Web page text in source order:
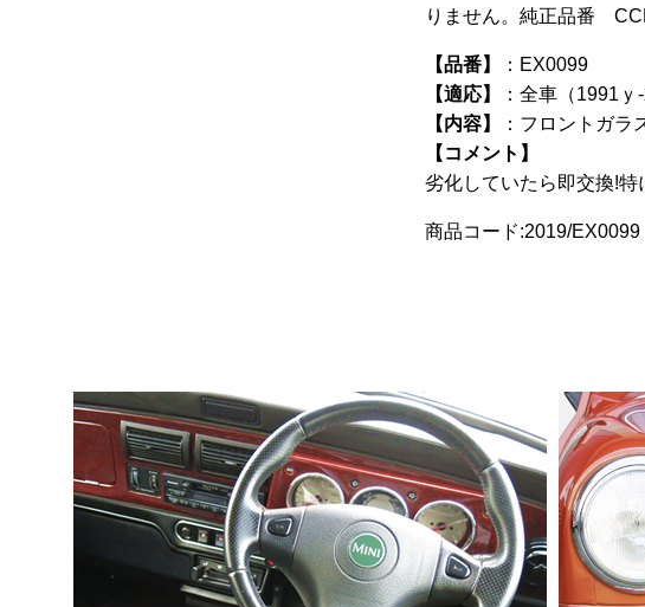
りません。純正品番
【品番】
：EX0099
【適応】
：全車（1991ｙ
【内容】
：フロントガラ
【コメント】
劣化していたら即交換!特
商品コード:2019/EX0099